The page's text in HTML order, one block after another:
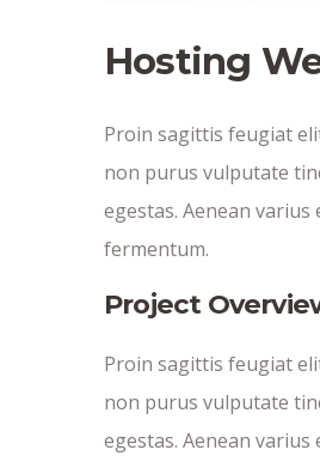
Hosting
Proin sagittis feugiat
non purus vulputate
egestas. Aenean
fermentum.
Project
Proin sagittis feugiat
non purus vulputate
egestas. Aenean